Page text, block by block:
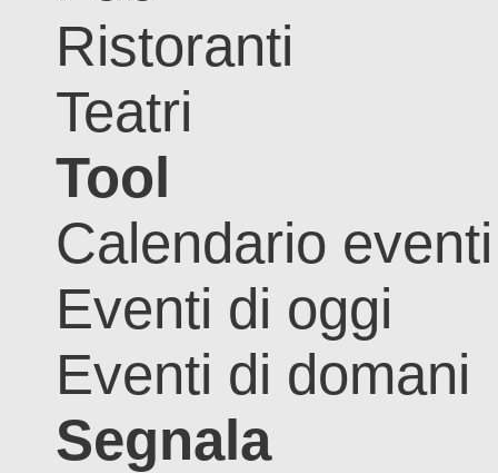
Ristoranti
Teatri
Tool
Calendario eventi
Eventi di oggi
Eventi di domani
Segnala